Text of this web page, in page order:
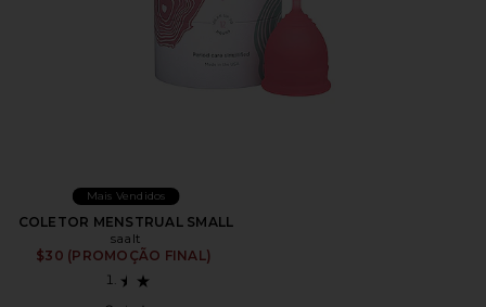
Mais Vendidos
COLETOR MENSTRUAL SMALL
saalt
$30 (PROMOÇÃO FINAL)